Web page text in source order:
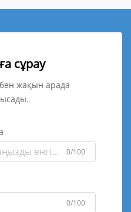
сұрау
жақын арада
0/100
0/100